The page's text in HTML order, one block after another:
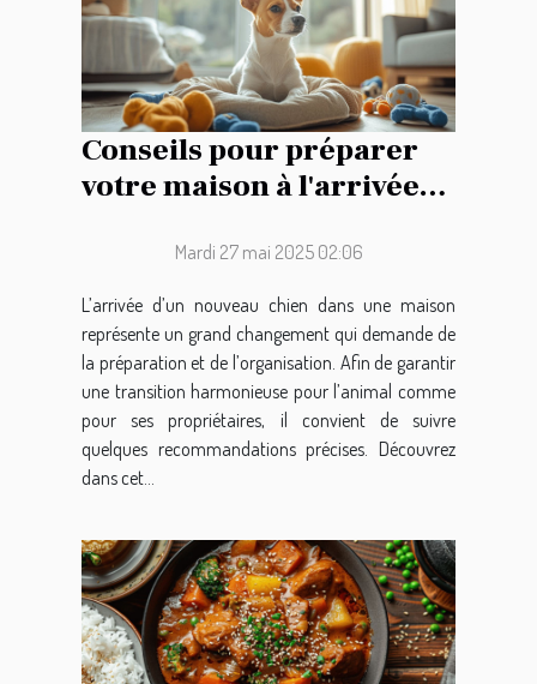
Conseils pour préparer
votre maison à l'arrivée
Mardi 27 mai 2025 02:06
L’arrivée d’un nouveau chien dans une maison
représente un grand changement qui demande de
la préparation et de l’organisation. Afin de garantir
une transition harmonieuse pour l’animal comme
pour ses propriétaires, il convient de suivre
quelques recommandations précises. Découvrez
dans cet...